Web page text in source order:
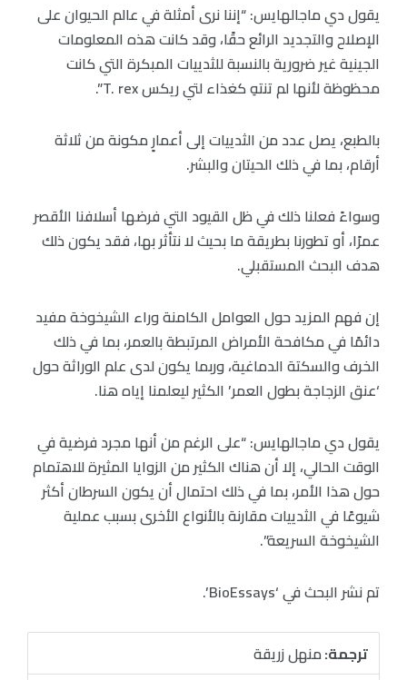
يقول دي ماجالهايس: “إننا نرى أمثلة في عالم الحيوان على
الإصلاح والتجديد الرائع حقًا، وقد كانت هذه المعلومات
الجينية غير ضرورية بالنسبة للثدييات المبكرة التي كانت
محظوظة لأنها لم تنتهِ كغذاء لتي ريكس T. rex”.
بالطبع، يصل عدد من الثدييات إلى أعمارٍ مكونة من ثلاثة
أرقام، بما في ذلك الحيتان والبشر.
وسواءً فعلنا ذلك في ظل القيود التي فرضها أسلافنا الأقصر
عمرًا، أو تطورنا بطريقة ما بحيث لا نتأثر بها، فقد يكون ذلك
هدف البحث المستقبلي.
إن فهم المزيد حول العوامل الكامنة وراء الشيخوخة مفيد
دائمًا في مكافحة الأمراض المرتبطة بالعمر، بما في ذلك
الخرف والسكتة الدماغية، وربما يكون لدى علم الوراثة حول
‘عنق الزجاجة بطول العمر’ الكثير ليعلمنا إياه هنا.
يقول دي ماجالهايس: “على الرغم من أنها مجرد فرضية في
الوقت الحالي، إلا أن هناك الكثير من الزوايا المثيرة للاهتمام
حول هذا الأمر، بما في ذلك احتمال أن يكون السرطان أكثر
شيوعًا في الثدييات مقارنة بالأنواع الأخرى بسبب عملية
الشيخوخة السريعة”.
تم نشر البحث في ‘BioEssays’.
ترجمة:منهل زريقة